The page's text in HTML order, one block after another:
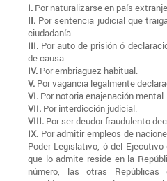
I. Por naturalizarse en país
II. Por sentencia judicial que
ciudadanía.
III. Por auto de prisión ó
de causa.
IV. Por embriaguez habitual.
V. Por vagancia legalmente
VI. Por notoria enajenación mental.
VII. Por interdicción judicial.
VIII. Por ser deudor fraudulento
IX. Por admitir empleos de
Poder Legislativo, ó del
que lo admite reside en la
número, las otras